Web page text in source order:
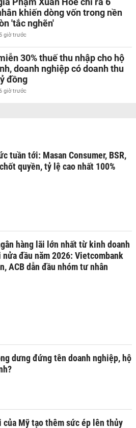
khiến dòng vốn trong nền
'tắc nghẽn'
giờ trước
30% thuế thu nhập cho hộ
doanh nghiệp có doanh thu
đồng
giờ trước
tuần tới: Masan Consumer, BSR,
quyền, tỷ lệ cao nhất 100%
hàng lãi lớn nhất từ kinh doanh
nửa đầu năm 2026: Vietcombank
ACB dẫn đầu nhóm tư nhân
dưng đứng tên doanh nghiệp, hộ
của Mỹ tạo thêm sức ép lên thủy